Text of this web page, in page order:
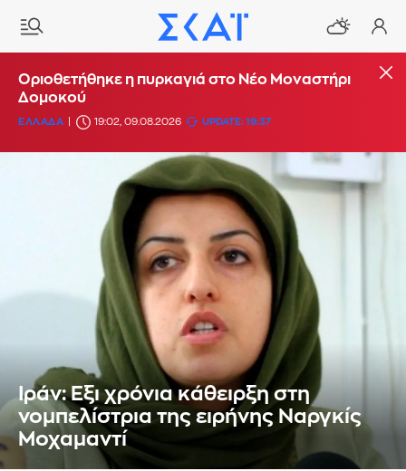
Οριοθετήθηκε η πυρκαγιά στο Νέο Μοναστήρι
Δομοκού
ΕΛΛΑΔΑ 19:02, 09.08.2026 UPDATE: 19:37
Ιράν: Εξι χρόνια κάθειρξη στη
νομπελίστρια της ειρήνης Ναργκίς
Μοχαμαντί